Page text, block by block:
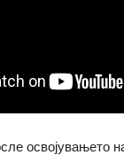
освојувањето